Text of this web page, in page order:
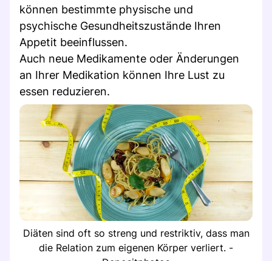
können bestimmte physische und
psychische Gesundheitszustände Ihren
Appetit beeinflussen.
Auch neue Medikamente oder Änderungen
an Ihrer Medikation können Ihre Lust zu
essen reduzieren.
Diäten sind oft so streng und restriktiv, dass man
die Relation zum eigenen Körper verliert. -